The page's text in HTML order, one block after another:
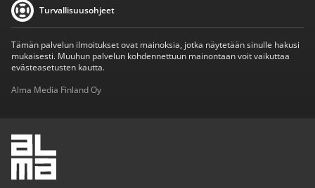
Turvallisuusohjeet
Tämän palvelun ilmoitukset ovat mainoksia, jotka näytetään sinulle hakusi
mukaisesti. Muuhun palvelun kohdennettuun mainontaan voit vaikuttaa
evästeasetusten kautta.
Alma Media Finland Oy